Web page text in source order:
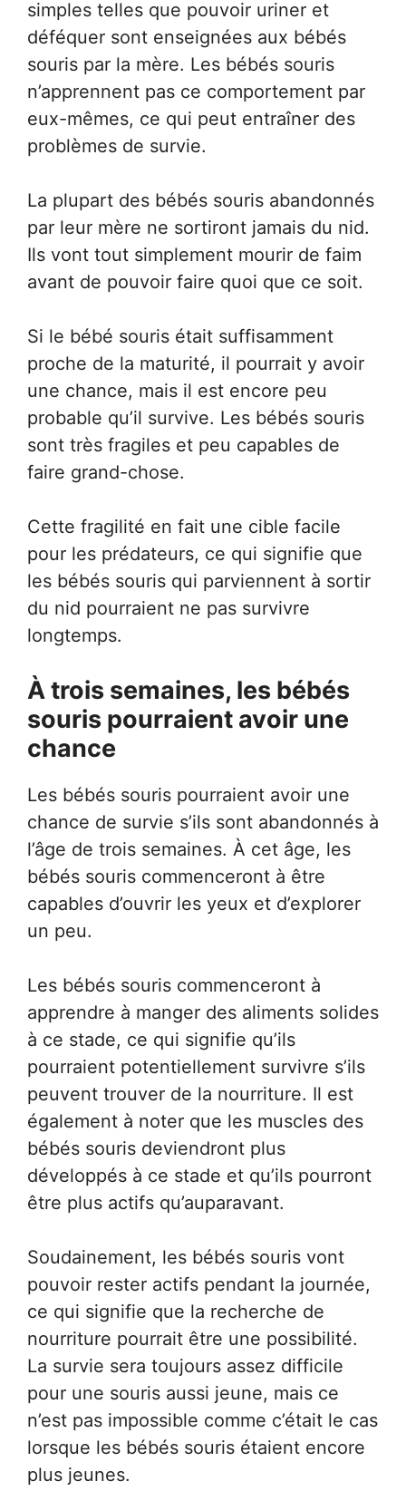
simples telles que pouvoir uriner et
déféquer sont enseignées aux bébés
souris par la mère. Les bébés souris
n’apprennent pas ce comportement par
eux-mêmes, ce qui peut entraîner des
problèmes de survie.
La plupart des bébés souris abandonnés
par leur mère ne sortiront jamais du nid.
Ils vont tout simplement mourir de faim
avant de pouvoir faire quoi que ce soit.
Si le bébé souris était suffisamment
proche de la maturité, il pourrait y avoir
une chance, mais il est encore peu
probable qu’il survive. Les bébés souris
sont très fragiles et peu capables de
faire grand-chose.
Cette fragilité en fait une cible facile
pour les prédateurs, ce qui signifie que
les bébés souris qui parviennent à sortir
du nid pourraient ne pas survivre
longtemps.
À trois semaines, les bébés
souris pourraient avoir une
chance
Les bébés souris pourraient avoir une
chance de survie s’ils sont abandonnés à
l’âge de trois semaines. À cet âge, les
bébés souris commenceront à être
capables d’ouvrir les yeux et d’explorer
un peu.
Les bébés souris commenceront à
apprendre à manger des aliments solides
à ce stade, ce qui signifie qu’ils
pourraient potentiellement survivre s’ils
peuvent trouver de la nourriture. Il est
également à noter que les muscles des
bébés souris deviendront plus
développés à ce stade et qu’ils pourront
être plus actifs qu’auparavant.
Soudainement, les bébés souris vont
pouvoir rester actifs pendant la journée,
ce qui signifie que la recherche de
nourriture pourrait être une possibilité.
La survie sera toujours assez difficile
pour une souris aussi jeune, mais ce
n’est pas impossible comme c’était le cas
lorsque les bébés souris étaient encore
plus jeunes.